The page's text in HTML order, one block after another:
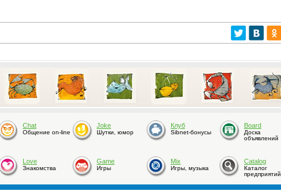
Chat
Общение on-line
Joke
Шутки, юмор
Клуб
Sibnet-бонусы
Board
Доска
объявлений
Love
Знакомства
Game
Игры
Mix
Игры, музыка
Catalog
Каталог
предприятий